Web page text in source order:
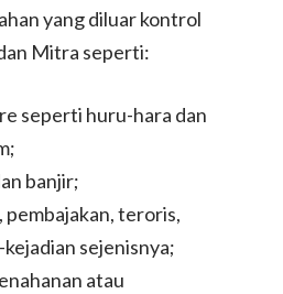
yang diluar kontrol
Mitra seperti:
seperti huru-hara dan
banjir;
pembajakan, teroris,
sejenisnya;
atau